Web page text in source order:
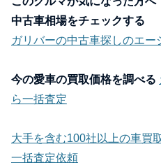
中古車相場をチェックする
ガリバーの中古車探しのエー
今の愛車の買取価格を調べる
ら一括査定
大手を含む100社以上の車買
一括査定依頼